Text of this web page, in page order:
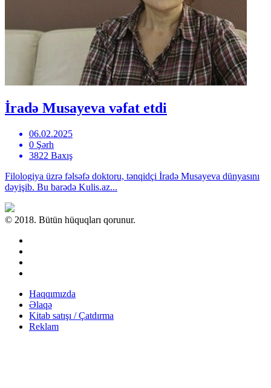
İradə Musayeva vəfat etdi
06.02.2025
0 Şərh
3822 Baxış
Filologiya üzrə fəlsəfə doktoru, tənqidçi İradə Musayeva dünyasını
dəyişib. Bu barədə Kulis.az...
© 2018. Bütün hüquqları qorunur.
Haqqımızda
Əlaqə
Kitab satışı / Çatdırma
Reklam